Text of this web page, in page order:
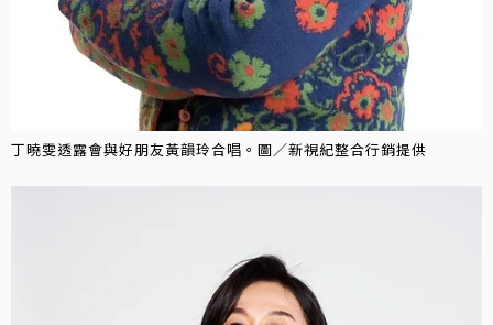
丁曉雯透露會與好朋友黃韻玲合唱。圖／新視紀整合行銷提供